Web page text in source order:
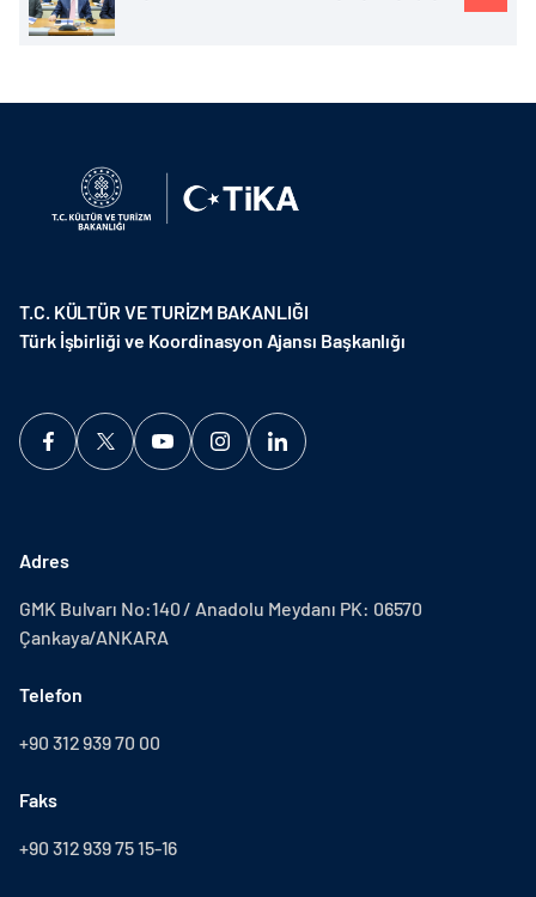
T.C. KÜLTÜR VE TURİZM BAKANLIĞI
Türk İşbirliği ve Koordinasyon Ajansı Başkanlığı
Adres
GMK Bulvarı No:140 / Anadolu Meydanı PK: 06570
Çankaya/ANKARA
Telefon
+90 312 939 70 00
Faks
+90 312 939 75 15-16